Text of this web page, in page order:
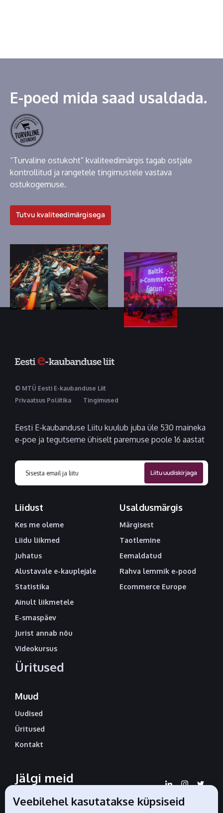
E-poed mida saad usaldada.
“Turvaline ostukoht” kvaliteedimärgis tagab ostjale
kontrollitud ja rangetele tingimustele vastava
ostukogemuse.
Tutvu kvaliteedimärgisega
© MTÜ Eesti E-kaubanduse Liit
Privaatsus Poliitika
Tingimused
Eesti E-kaubanduse Liitu kuulub juba üle 530 maineka
e-poe ja tegutseme ühiselt paremuse poole 16 aastat
Liidust
Kes me oleme
Liidu liikmed
Juhatus
Alustavale e-kauplejale
Statistika
Ainult liikmetele
E-smaspäev
Jurist annab nõu
Videokursus
Üritused
Usaldusmärgis
Märgisest
Taotlemine
Eemaldatud
Rahva lemmik e-pood
Ecommerce Europe
Muud
Uudised
Üritused
Kontakt
Jälgi meid
sotsiaalmeedias
Veebilehel kasutatakse küpsiseid